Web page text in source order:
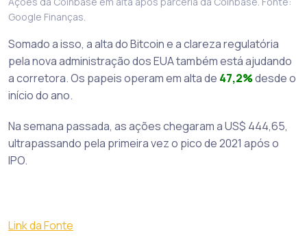
Google Finanças.
Somado a isso, a alta do Bitcoin e a clareza regulatória
pela nova administração dos EUA também está ajudando
a corretora. Os papeis operam em alta de 47,2%desde o
início do ano.
Na semana passada, as ações chegaram a US$ 444,65,
ultrapassando pela primeira vez o pico de 2021 após o
IPO.
Link da Fonte